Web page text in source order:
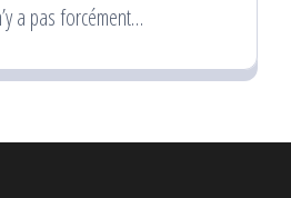
a pas forcément…